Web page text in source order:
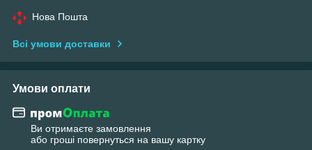
Нова Пошта
Всі умови доставки
Умови оплати
Ви отримаєте замовлення
або гроші повернуться на вашу картку